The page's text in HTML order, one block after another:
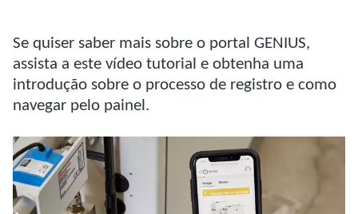
Se quiser saber mais sobre o portal GENIUS,
assista a este vídeo tutorial e obtenha uma
introdução sobre o processo de registro e como
navegar pelo painel.